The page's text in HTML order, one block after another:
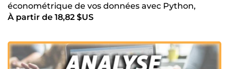
économétrique de vos données avec Python,
STATA, SPSS ou SQL
À partir de 18,82 $US